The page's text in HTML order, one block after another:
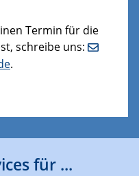
Termin für die
schreibe uns:
.
für ...